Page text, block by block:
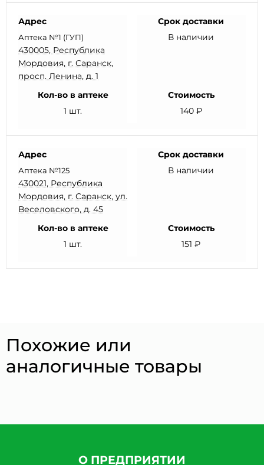
Адрес
Аптека №1 (ГУП)
430005, Республика
Мордовия, г. Саранск,
просп. Ленина, д. 1
Срок доставки
В наличии
Кол-во в аптеке
1 шт.
Стоимость
140 ₽
Адрес
Аптека №125
430021, Республика
Мордовия, г. Саранск, ул.
Веселовского, д. 45
Срок доставки
В наличии
Кол-во в аптеке
1 шт.
Стоимость
151 ₽
Похожие или
аналогичные товары
О ПРЕДПРИЯТИИ